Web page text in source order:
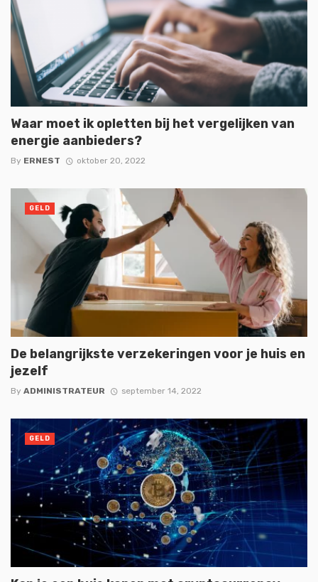
Waar moet ik opletten bij het vergelijken van
energie aanbieders?
By ERNEST oktober 20, 2022
De belangrijkste verzekeringen voor je huis en
jezelf
By ADMINISTRATEUR september 14, 2022
GELD
GELD